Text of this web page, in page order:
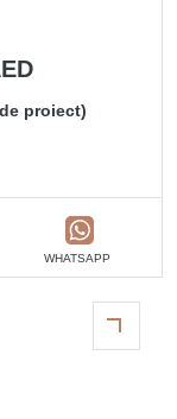
proiect)
WHATSAPP